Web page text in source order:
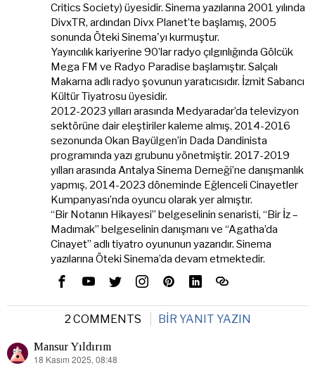
Critics Society) üyesidir. Sinema yazılarına 2001 yılında
DivxTR, ardından Divx Planet’te başlamış, 2005
sonunda Öteki Sinema'yı kurmuştur.
Yayıncılık kariyerine 90’lar radyo çılgınlığında Gölcük
Mega FM ve Radyo Paradise başlamıştır. Salçalı
Makarna adlı radyo şovunun yaratıcısıdır. İzmit Sabancı
Kültür Tiyatrosu üyesidir.
2012-2023 yılları arasında Medyaradar’da televizyon
sektörüne dair eleştiriler kaleme almış, 2014-2016
sezonunda Okan Bayülgen’in Dada Dandinista
programında yazı grubunu yönetmiştir. 2017-2019
yılları arasında Antalya Sinema Derneği’ne danışmanlık
yapmış, 2014-2023 döneminde Eğlenceli Cinayetler
Kumpanyası’nda oyuncu olarak yer almıştır.
“Bir Notanın Hikayesi” belgeselinin senaristi, “Bir İz –
Madımak” belgeselinin danışmanı ve “Agatha’da
Cinayet” adlı tiyatro oyununun yazarıdır. Sinema
yazılarına Öteki Sinema’da devam etmektedir.
2 COMMENTS BIR YANIT YAZIN
Mansur Yıldırım
dedi
18 Kasım 2025, 08:48